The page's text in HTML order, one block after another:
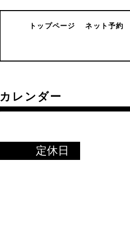
トップページ ネット予約
カレンダー
定休日